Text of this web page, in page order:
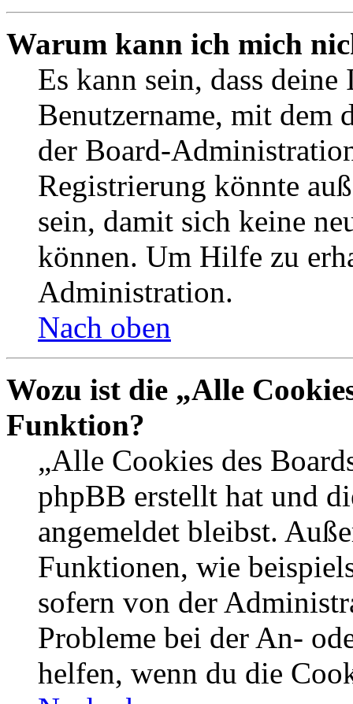
Warum kann ich mich
Es kann sein, dass
Benutzername, mit dem
der Board-
Registrierung könnte
sein, damit sich keine
können. Um Hilfe zu
Administration.
Nach oben
Wozu ist die „Alle
Funktion?
„Alle Cookies des
phpBB erstellt hat und
angemeldet bleibst.
Funktionen, wie
sofern von der
Probleme bei der An-
helfen, wenn du die